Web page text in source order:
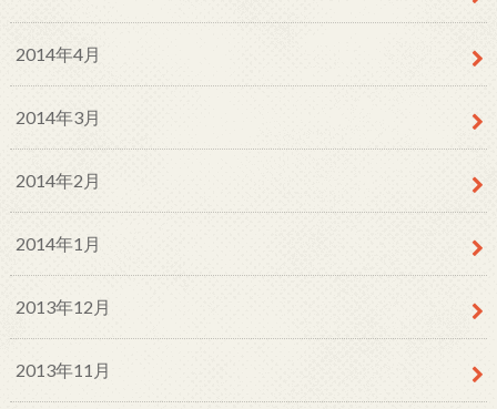
2014年4月
2014年3月
2014年2月
2014年1月
2013年12月
2013年11月